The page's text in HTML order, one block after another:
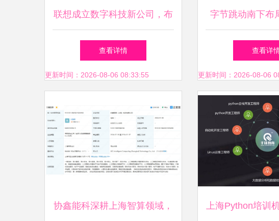
联想成立数字科技新公司，布
局人工智能应用软件开发
查看详情
更新时间：2026-08-06 08:33:55
字节跳动南下布
医疗器械子公司
万紧盯人工智
查看详
更新时间：2026-08-06
协鑫能科深耕上海智算领域， 上海Python培训